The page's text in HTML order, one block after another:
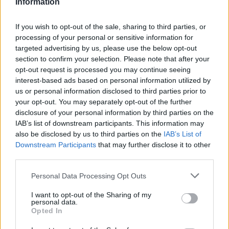
Information
If you wish to opt-out of the sale, sharing to third parties, or
processing of your personal or sensitive information for
targeted advertising by us, please use the below opt-out
section to confirm your selection. Please note that after your
opt-out request is processed you may continue seeing
interest-based ads based on personal information utilized by
us or personal information disclosed to third parties prior to
your opt-out. You may separately opt-out of the further
disclosure of your personal information by third parties on the
IAB’s list of downstream participants. This information may
also be disclosed by us to third parties on the IAB’s List of
Downstream Participants that may further disclose it to other
Please note that this website/app uses one or more Google
not limited to your visit or usage behaviour. You may click to
grant or deny consent to Google and its third-party tags to
use your data for below specified purposes in below Google
consent section.
Personal Data Processing Opt Outs
I want to opt-out of the Sharing of my
personal data.
Opted In
nuovo personale potrebbe già entrare in piccola
SEGUICI ANCHE SU FACEBOOK
WALTER SABATINI RICOVERATO IN TERAPIA
INTENSIVA
POTREBBE INTERESSARTI
Christmas World a Roma, la
Capitale ospiterà il villaggio
Alla Galleria Giovanni XXIII arriva
il limite. Dal 30 marzo